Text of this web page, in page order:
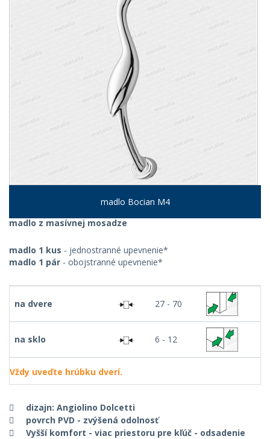
madlo Bocian M4
madlo z masívnej mosadze
madlo 1 kus - jednostranné upevnenie*
madlo 1 pár - obojstranné upevnenie*
na dvere 27 - 70
na sklo 6 - 12
Vždy uveďte hrúbku dverí.
dizajn: Angiolino Dolcetti
povrch PVD - zvýšená odolnosť
Vyšší komfort - viac priestoru pre kľúč - odsadenie